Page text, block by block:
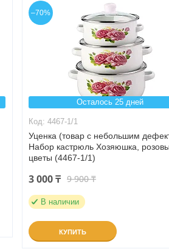
–70%
Осталось 25 дней
4467-1/1
Уценка (товар с небольшим
Набор кастрюль Хозяюшка,
цветы (4467-1/1)
3 000 ₸ 9 900 ₸
В наличии
КУПИТЬ